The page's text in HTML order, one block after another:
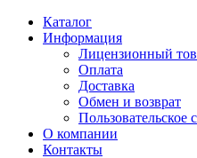
Каталог
Информация
Лицензионный
Оплата
Доставка
Обмен и возврат
Пользовательское
О компании
Контакты